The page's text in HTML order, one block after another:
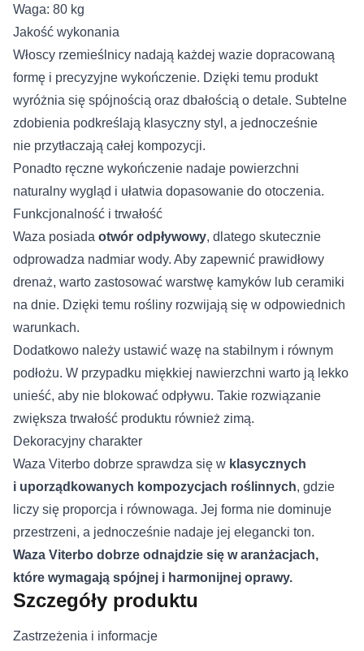
Waga: 80 kg
Jakość wykonania
Włoscy rzemieślnicy nadają każdej wazie dopracowaną
formę i precyzyjne wykończenie. Dzięki temu produkt
wyróżnia się spójnością oraz dbałością o detale. Subtelne
zdobienia podkreślają klasyczny styl, a jednocześnie
nie przytłaczają całej kompozycji.
Ponadto ręczne wykończenie nadaje powierzchni
naturalny wygląd i ułatwia dopasowanie do otoczenia.
Funkcjonalność i trwałość
Waza posiada otwór odpływowy, dlatego skutecznie
odprowadza nadmiar wody. Aby zapewnić prawidłowy
drenaż, warto zastosować warstwę kamyków lub ceramiki
na dnie. Dzięki temu rośliny rozwijają się w odpowiednich
warunkach.
Dodatkowo należy ustawić wazę na stabilnym i równym
podłożu. W przypadku miękkiej nawierzchni warto ją lekko
unieść, aby nie blokować odpływu. Takie rozwiązanie
zwiększa trwałość produktu również zimą.
Dekoracyjny charakter
Waza Viterbo dobrze sprawdza się w klasycznych
i uporządkowanych kompozycjach roślinnych, gdzie
liczy się proporcja i równowaga. Jej forma nie dominuje
przestrzeni, a jednocześnie nadaje jej elegancki ton.
Waza Viterbo dobrze odnajdzie się w aranżacjach,
które wymagają spójnej i harmonijnej oprawy.
Szczegóły produktu
Zastrzeżenia i informacje